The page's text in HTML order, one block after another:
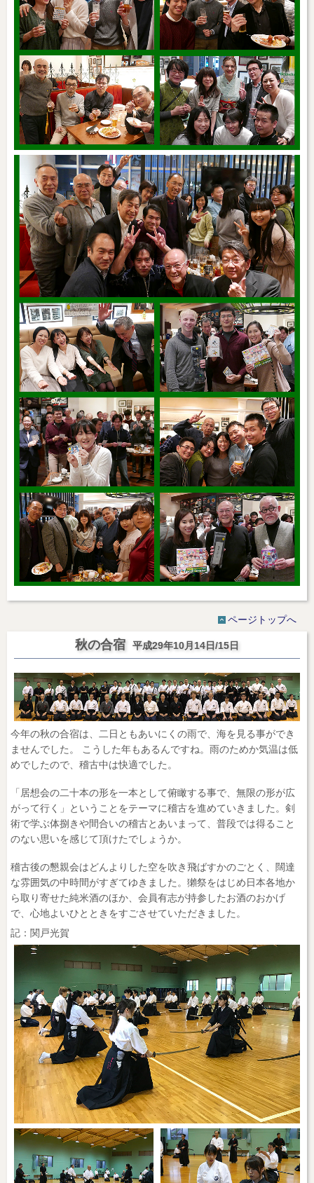
ページトップへ
秋の合宿 平成29年10月14日/15日
今年の秋の合宿は、二日ともあいにくの雨で、海を見る事ができ
ませんでした。 こうした年もあるんですね。雨のためか気温は低
めでしたので、稽古中は快適でした。
「居想会の二十本の形を一本として俯瞰する事で、無限の形が広
がって行く」ということをテーマに稽古を進めていきました。剣
術で学ぶ体捌きや間合いの稽古とあいまって、普段では得ること
のない思いを感じて頂けたでしょうか。
稽古後の懇親会はどんよりした空を吹き飛ばすかのごとく、闊達
な雰囲気の中時間がすぎてゆきました。獺祭をはじめ日本各地か
ら取り寄せた純米酒のほか、会員有志が持参したお酒のおかげ
で、心地よいひとときをすごさせていただきました。
記：関戸光賀